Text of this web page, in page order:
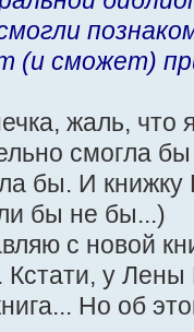
(и сможет)
жаль, что
смогла
бы. И
бы не бы...)
с новой
Кстати, у
Но об